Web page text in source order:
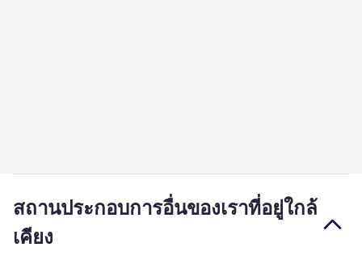
สถานประกอบการอื่นของเราที่อยู่ใกล้
เคียง